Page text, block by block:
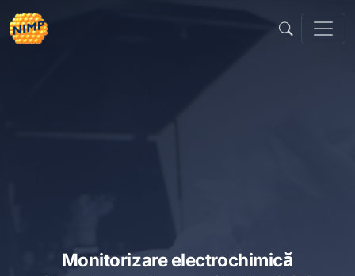
conținut
Monitorizare electrochimică